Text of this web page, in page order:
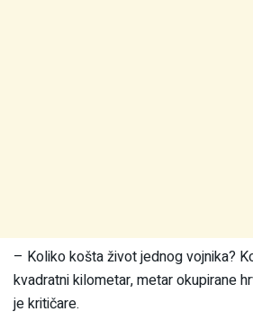
– Koliko košta život jednog vojnika?
kvadratni kilometar, metar okupirane
je kritičare.